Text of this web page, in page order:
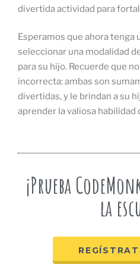
divertida actividad para
Esperamos que ahora tenga
seleccionar una modalidad
para su hijo. Recuerde que
incorrecta: ambas son
divertidas, y le brindan a su
aprender la valiosa habilidad
¡Prueba
la